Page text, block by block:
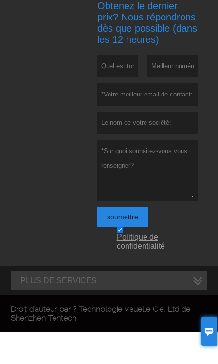

Obtenez le dernier
prix? Nous répondrons
dès que possible (dans
les 12 heures)
soumettre
Politique de
confidentialité
PLUS DE SERVICES
Droit d'auteur par ? Technologie visuelle Cie., Ltd de
Shenzhen Tentech